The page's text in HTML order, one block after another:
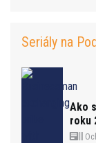
Seriály na
Ako
roku